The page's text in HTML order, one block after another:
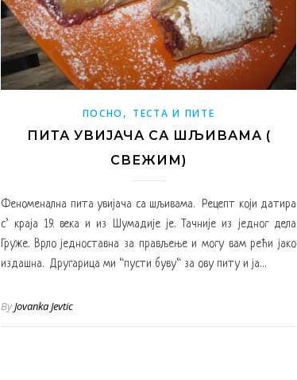
ПОСНО , ТЕСТА И ПИТЕ
ПИТА УВИЈАЧА СА ШЉИВАМА (
СВЕЖИМ)
Феноменална пита увијача са шљивама. Рецепт који датира
с’ краја 19. века и из Шумадије је. Тачније из једног дела
Груже. Врло једноставна за прављење и могу вам рећи јако
издашна. Другарица ми “пусти буву“ за ову питу и ја…
ByJovanka Jevtic